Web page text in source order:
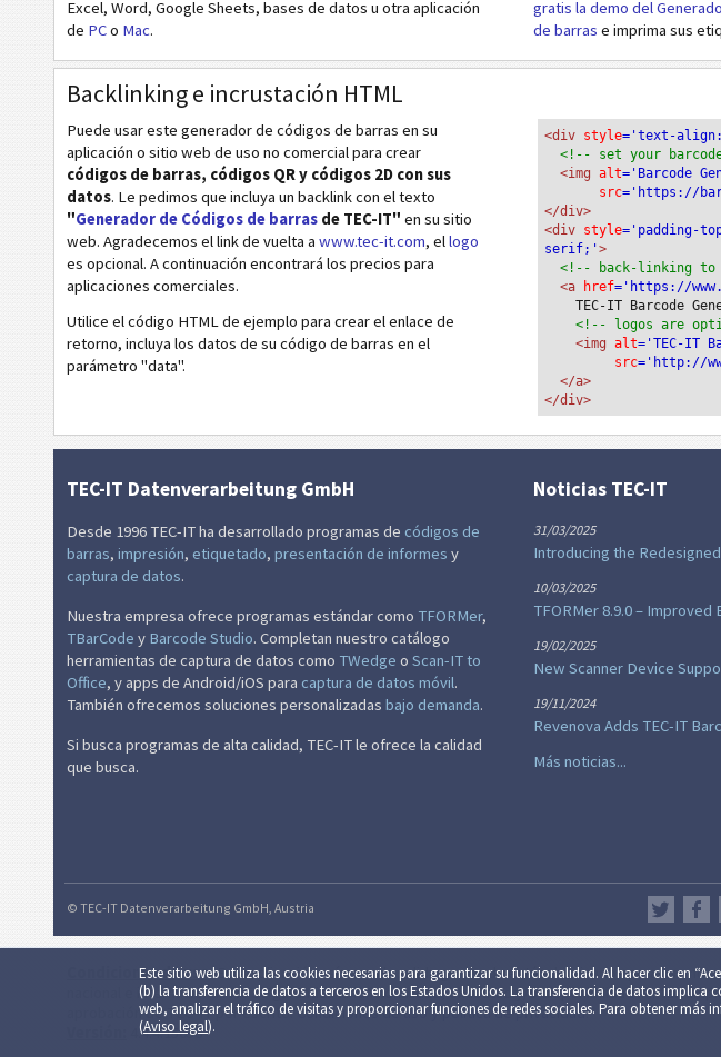
Este sitio web utiliza las cookies necesarias para garantizar su fun­cio­na­li­dad. Al hacer clic en
(b) la trans­fe­ren­cia de datos a terceros en los Estados Unidos. La trans­fe­ren­cia de datos
web, analizar el tráfico de visitas y pro­por­cio­nar funciones de redes sociales. Para obtener más
(Aviso legal).
Data Matrix
Aztec
Códigos de sanidad
Códigos ISBN
Tarjetas de visita
Eventos
Código Wi-Fi
Excel, Word, Google Sheets, bases de datos u otra aplicación
de PCo Mac.
gratis la demo del
de barras e imprima sus
Backlinking e incrustación HTML
Puede usar este generador de códigos de barras en su
aplicación o sitio web de uso no comercial para crear
códigos de barras, códigos QR y códigos 2D con sus
datos. Le pedimos que incluya un backlink con el texto
"Generador de Códigos de barras de TEC-IT" en su sitio
web. Agradecemos el link de vuelta a www.tec-it.com, ellogo
es opcional. A continuación encontrará los precios para
aplicaciones comerciales.
Utilice el código HTML de ejemplo para crear el enlace de
retorno, incluya los datos de su código de barras en el
parámetro "data".
<div style='text-
<!-- set your
<img alt='Barcode
src='https://
</div>
<div style='padding-
serif;'>
<!-- back-linking to
<a
href='https://
TEC-IT Barcode
<!-- logos are
<img alt='TEC-IT
src='http://
</a>
</div>
TEC-IT Datenverarbeitung GmbH
Desde 1996 TEC-IT ha desarrollado programas de códigos de
barras, impresión, etiquetado, presentación de informes y
captura de datos.
Nuestra empresa ofrece programas estándar como TFORMer,
TBarCode y Barcode Studio. Completan nuestro catálogo
herramientas de captura de datos como TWedge o Scan-IT to
Office, y apps de Android/iOS para captura de datos móvil.
También ofrecemos soluciones personalizadas bajo demanda.
Si busca programas de alta calidad, TEC-IT le ofrece la calidad
que busca.
Noticias TEC-IT
31/03/2025
Introducing the
10/03/2025
TFORMer 8.9.0 – Improved
19/02/2025
New Scanner Device
19/11/2024
Revenova Adds TEC-IT
Más noticias...
© TEC-IT Datenverarbeitung GmbH, Austria
Condiciones de uso: Esta aplicación así como la salida generada están destinados para uso
nacional e internacional. No se garantiza la funcionalidad, exactitud y/o disponibilidad
aprobación de TEC-IT por escrito.Condiciones de uso y política de privacidad.
4.4.4.15658